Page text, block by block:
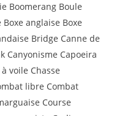
Boomerang Boule
anglaise Boxe
Bridge Canne de
Canyonisme Capoeira
voile Chasse
libre Combat
Course